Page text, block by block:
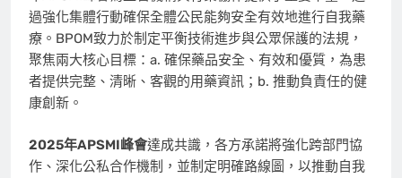
過強化集體行動確保全體公民能夠安全有效地進行自我藥
療。BPOM致力於制定平衡技術進步與公眾保護的法規，
聚焦兩大核心目標：a. 確保藥品安全、有效和優質，為患
者提供完整、清晰、客觀的用藥資訊；b. 推動負責任的健
康創新。
2025年APSMI峰會達成共識，各方承諾將強化跨部門協
作、深化公私合作機制，並制定明確路線圖，以推動自我